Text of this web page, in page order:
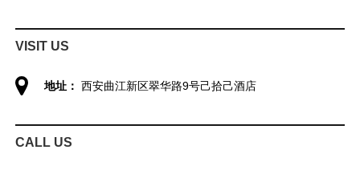
VISIT US
地址： 西安曲江新区翠华路9号己拾己酒店
CALL US